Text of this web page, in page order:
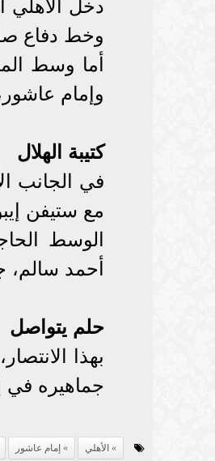
دخل الأهلي
وخط دفاع
أما وسط
وإمام
كتيبة الهلال
في الجانب
مع ستيفن
الوسط
أحمد سالم،
حلم يتواصل
بهذا
جماهيره في
الأهلي إمام عاشور